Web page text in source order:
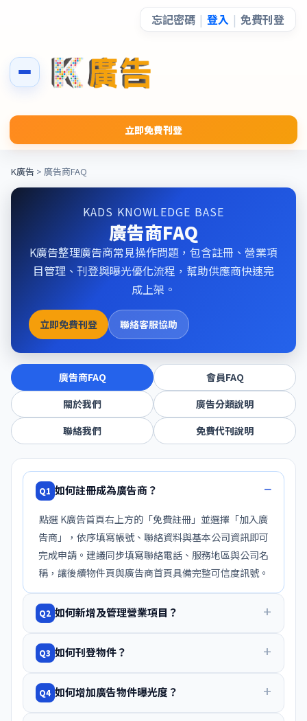
立即免費刊登
忘記密碼 | 登入 | 免費刊登
K廣告 > 廣告商FAQ
KADS KNOWLEDGE BASE
廣告商FAQ
K廣告整理廣告商常見操作問題，包含註冊、營業項
目管理、刊登與曝光優化流程，幫助供應商快速完
成上架。
立即免費刊登 聯絡客服協助
廣告商FAQ
會員FAQ
關於我們
廣告分類說明
聯絡我們
免費代刊說明
Q1 如何註冊成為廣告商？
點選 K廣告首頁右上方的「免費註冊」並選擇「加入廣
告商」，依序填寫帳號、聯絡資料與基本公司資訊即可
完成申請。建議同步填寫聯絡電話、服務地區與公司名
稱，讓後續物件頁與廣告商首頁具備完整可信度訊號。
Q2 如何新增及管理營業項目？
Q3 如何刊登物件？
Q4 如何增加廣告物件曝光度？